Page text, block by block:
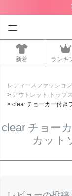
新着 ランキ
レディースファッショ
アウトレット-トップス
clear チョーカー付き
clear チョー
カット